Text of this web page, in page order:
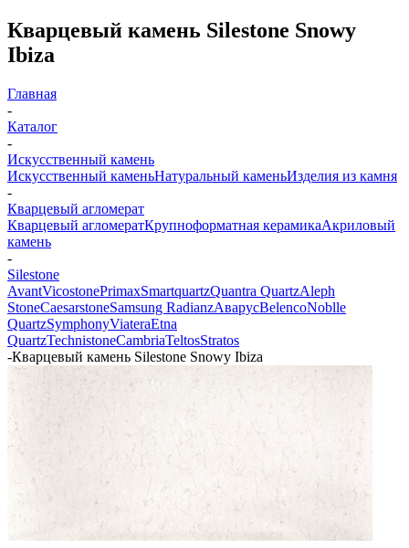
Кварцевый камень Silestone Snowy
Ibiza
Главная
-
Каталог
-
Искусственный камень
Искусственный каменьНатуральный каменьИзделия из камня
-
Кварцевый агломерат
Кварцевый агломератКрупноформатная керамикаАкриловый
камень
-
Silestone
AvantVicostonePrimaxSmartquartzQuantra QuartzAleph
StoneCaesarstoneSamsung RadianzАварусBelencoNoblle
QuartzSymphonyViateraEtna
QuartzTechnistoneCambriaTeltosStratos
-Кварцевый камень Silestone Snowy Ibiza